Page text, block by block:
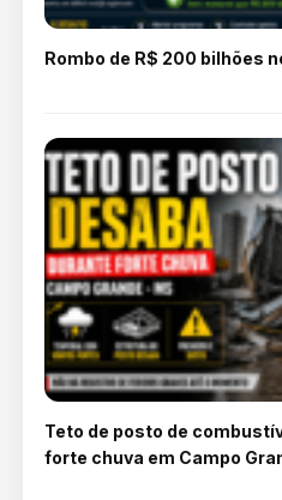
Rombo de R$ 200 bilhões
Teto de posto de
forte chuva em Campo